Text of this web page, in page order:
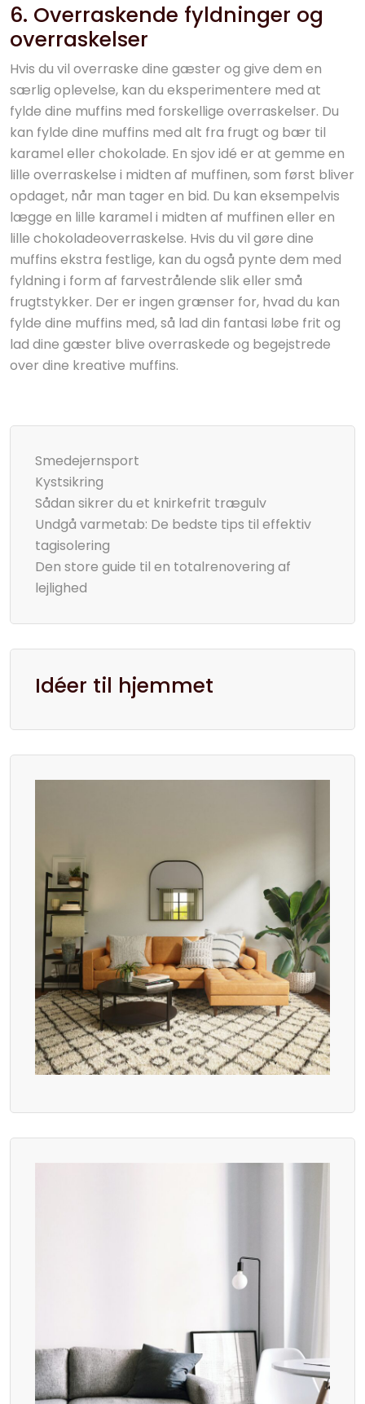
6. Overraskende fyldninger og
overraskelser
Hvis du vil overraske dine gæster og give dem en
særlig oplevelse, kan du eksperimentere med at
fylde dine muffins med forskellige overraskelser. Du
kan fylde dine muffins med alt fra frugt og bær til
karamel eller chokolade. En sjov idé er at gemme en
lille overraskelse i midten af muffinen, som først bliver
opdaget, når man tager en bid. Du kan eksempelvis
lægge en lille karamel i midten af muffinen eller en
lille chokoladeoverraskelse. Hvis du vil gøre dine
muffins ekstra festlige, kan du også pynte dem med
fyldning i form af farvestrålende slik eller små
frugtstykker. Der er ingen grænser for, hvad du kan
fylde dine muffins med, så lad din fantasi løbe frit og
lad dine gæster blive overraskede og begejstrede
over dine kreative muffins.
Smedejernsport
Kystsikring
Sådan sikrer du et knirkefrit trægulv
Undgå varmetab: De bedste tips til effektiv
tagisolering
Den store guide til en totalrenovering af
lejlighed
Idéer til hjemmet